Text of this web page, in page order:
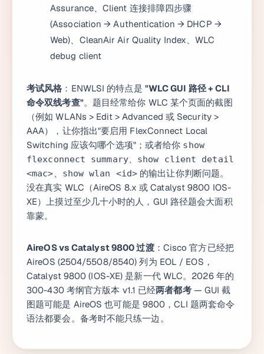
Assurance、Client 连接排障四步骤
(Association → Authentication → DHCP →
Web)、CleanAir Air Quality Index、WLC
debug client
考试风格 ：ENWLSI 的特点是 "WLC GUI 路径 + CLI
命令双线考查"。题目经常给你 WLC 某个页面的截图
（例如 WLANs > Edit > Advanced 或 Security >
AAA），让你指出"要启用 FlexConnect Local
Switching 应该勾哪个选项"；或者给你 show
flexconnect summary、 show client detail
<mac>、 show wlan <id> 的输出让你判断问题。
没在真实 WLC（AireOS 8.x 或 Catalyst 9800 IOS-
XE）上摸过至少几十小时的人，GUI 路径题会大面积
靠蒙。
AireOS vs Catalyst 9800 过渡：Cisco 官方已经把
AireOS (2504/5508/8540) 列为 EOL / EOS，
Catalyst 9800 (IOS-XE) 是新一代 WLC。2026 年的
300-430 考纲官方版本 v1.1 已经两者都考— GUI 截
图题可能是 AireOS 也可能是 9800，CLI 题两套命令
语法都要会。备考时不能只练一边。